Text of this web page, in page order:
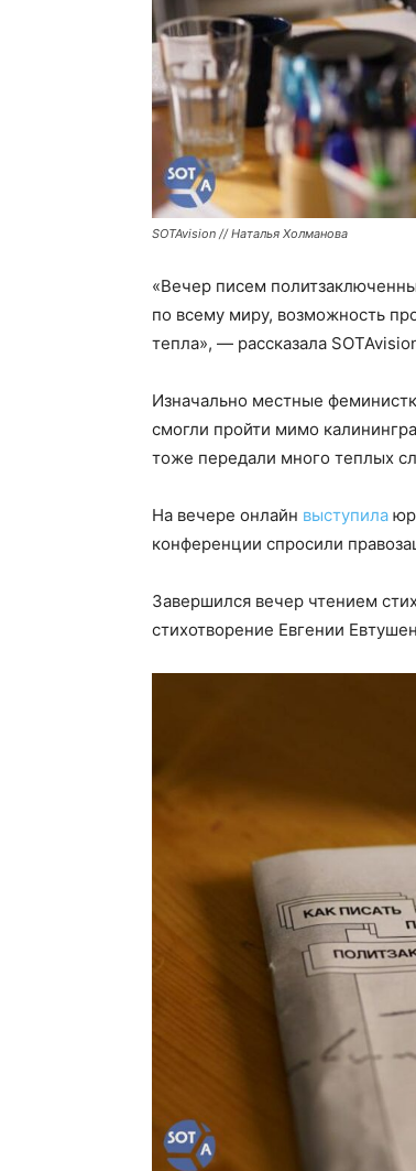
SOTAvision // Наталья Холманова
«Вечер писем
по всему миру, возможность
тепла», — рассказала
Изначально местные
смогли пройти мимо
тоже передали много теплых
На вечере онлайн выступила
конференции спросили
Завершился вечер чтением
стихотворение Евгении